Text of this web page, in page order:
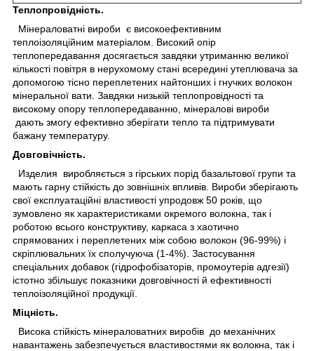
Теплопровідність.
Мінераловатні вироби є високоефективним
теплоізоляційним матеріалом. Високий опір
теплопередавання досягається завдяки утриманню великої
кількості повітря в нерухомому стані всередині утеплювача за
допомогою тісно переплетених найтонших і гнучких волокон
мінеральної вати. Завдяки низькій теплопровідності та
високому опору теплопередаванню, мінералові вироби
дають змогу ефективно зберігати тепло та підтримувати
бажану температуру.
Довговічність.
Изделия
виробляється з гірських порід базальтової групи та
мають гарну стійкість до зовнішніх впливів. Вироби зберігають
свої експлуатаційні властивості упродовж 50 років, що
зумовлено як характеристиками окремого волокна, так і
роботою всього конструктиву, каркаса з хаотично
спрямованих і переплетених між собою волокон (96-99%) і
скріплювальних їх сполучуюча (1-4%). Застосування
спеціальних добавок (гідрофобізаторів, промоутерів адгезії)
істотно збільшує показники довговічності й ефективності
теплоізоляційної продукції.
Міцність.
Висока стійкість мінераловатних виробів до механічних
навантажень забезпечується властивостями як волокна, так і